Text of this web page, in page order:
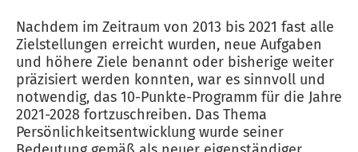
Nachdem im Zeitraum von 2013 bis 2021 fast alle
Zielstellungen erreicht wurden, neue Aufgaben
und höhere Ziele benannt oder bisherige weiter
präzisiert werden konnten, war es sinnvoll und
notwendig, das 10-Punkte-Programm für die Jahre
2021-2028 fortzuschreiben. Das Thema
Persönlichkeitsentwicklung wurde seiner